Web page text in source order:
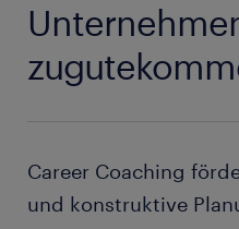
Career Coaching
und konstruktive